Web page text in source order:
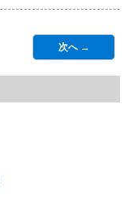
次へ →